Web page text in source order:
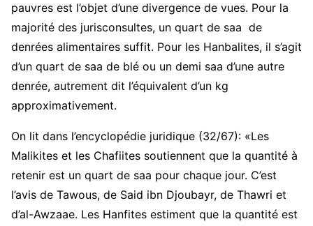
pauvres est l’objet d’une divergence de vues. Pour la
majorité des jurisconsultes, un quart de saa de
denrées alimentaires suffit. Pour les Hanbalites, il s’agit
d’un quart de saa de blé ou un demi saa d’une autre
denrée, autrement dit l’équivalent d’un kg
approximativement.
On lit dans l’encyclopédie juridique (32/67): «Les
Malikites et les Chafiites soutiennent que la quantité à
retenir est un quart de saa pour chaque jour. C’est
l’avis de Tawous, de Said ibn Djoubayr, de Thawri et
d’al-Awzaae. Les Hanfites estiment que la quantité est